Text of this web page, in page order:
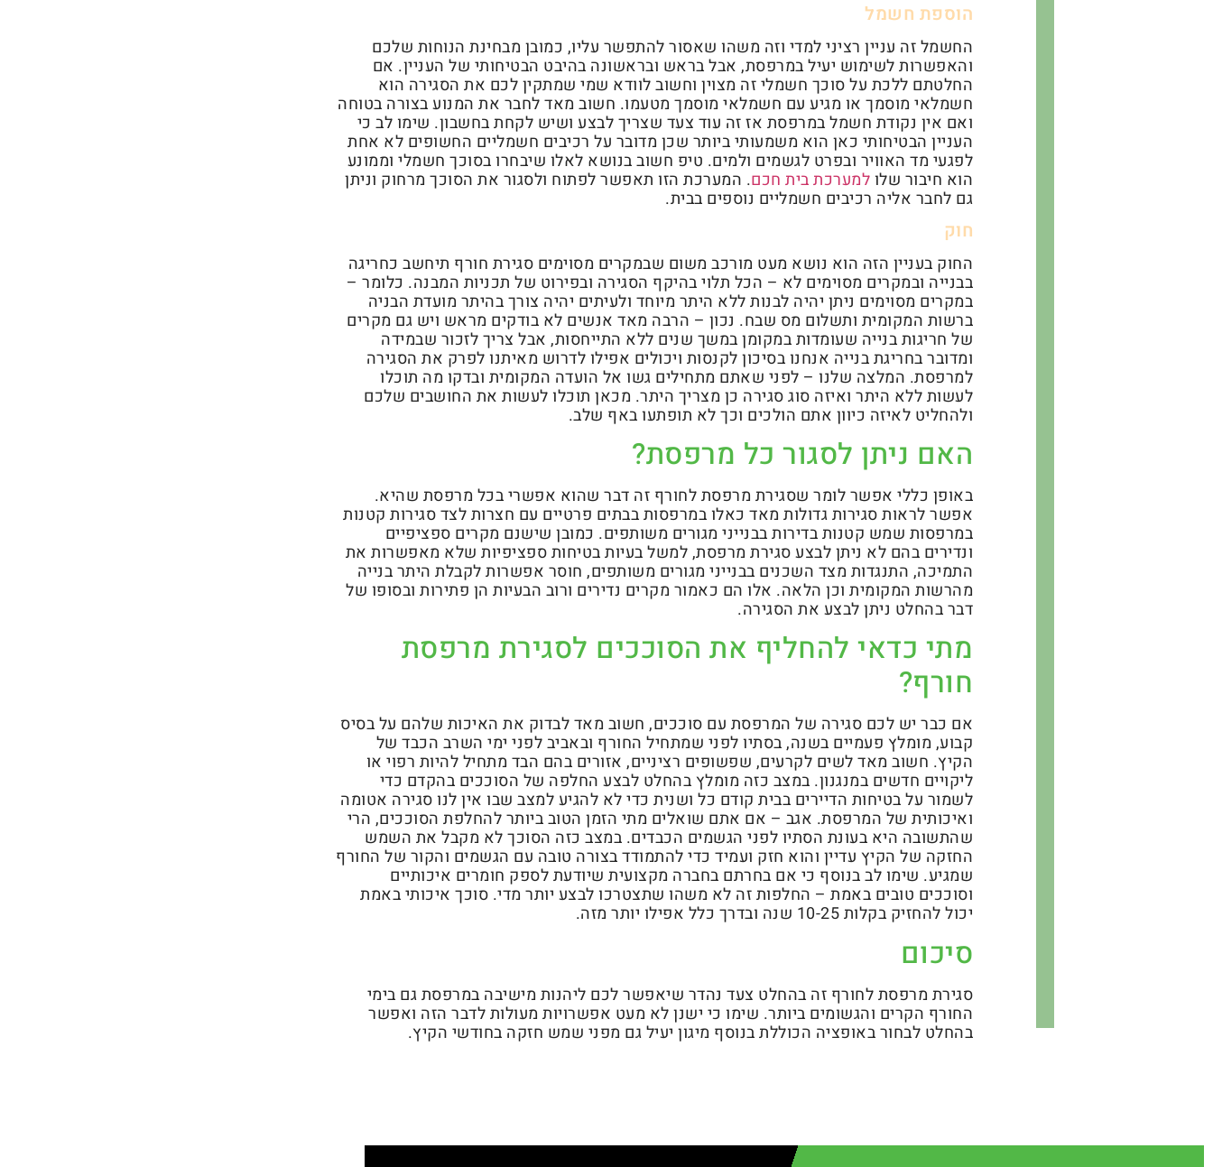
הוספת חשמל
החשמל זה עניין רציני למדי וזה משהו שאסור להתפשר עליו, כמובן מבחינת הנוחות שלכם
והאפשרות לשימוש יעיל במרפסת, אבל בראש ובראשונה בהיבט הבטיחותי של העניין. אם
החלטתם ללכת על סוכך חשמלי זה מצוין וחשוב לוודא שמי שמתקין לכם את הסגירה הוא
חשמלאי מוסמך או מגיע עם חשמלאי מוסמך מטעמו. חשוב מאד לחבר את המנוע בצורה בטוחה
ואם אין נקודת חשמל במרפסת אז זה עוד צעד שצריך לבצע ושיש לקחת בחשבון. שימו לב כי
העניין הבטיחותי כאן הוא משמעותי ביותר שכן מדובר על רכיבים חשמליים החשופים לא אחת
לפגעי מד האוויר ובפרט לגשמים ולמים. טיפ חשוב בנושא לאלו שיבחרו בסוכך חשמלי וממונע
הוא חיבור שלולמערכת בית חכם. המערכת הזו תאפשר לפתוח ולסגור את הסוכך מרחוק וניתן
גם לחבר אליה רכיבים חשמליים נוספים בבית.
חוק
החוק בעניין הזה הוא נושא מעט מורכב משום שבמקרים מסוימים סגירת חורף תיחשב כחריגה
בבנייה ובמקרים מסוימים לא – הכל תלוי בהיקף הסגירה ובפירוט של תכניות המבנה. כלומר –
במקרים מסוימים ניתן יהיה לבנות ללא היתר מיוחד ולעיתים יהיה צורך בהיתר מועדת הבניה
ברשות המקומית ותשלום מס שבח. נכון – הרבה מאד אנשים לא בודקים מראש ויש גם מקרים
של חריגות בנייה שעומדות במקומן במשך שנים ללא התייחסות, אבל צריך לזכור שבמידה
ומדובר בחריגת בנייה אנחנו בסיכון לקנסות ויכולים אפילו לדרוש מאיתנו לפרק את הסגירה
למרפסת. המלצה שלנו – לפני שאתם מתחילים גשו אל הועדה המקומית ובדקו מה תוכלו
לעשות ללא היתר ואיזה סוג סגירה כן מצריך היתר. מכאן תוכלו לעשות את החושבים שלכם
ולהחליט לאיזה כיוון אתם הולכים וכך לא תופתעו באף שלב.
האם ניתן לסגור כל מרפסת?
באופן כללי אפשר לומר שסגירת מרפסת לחורף זה דבר שהוא אפשרי בכל מרפסת שהיא.
אפשר לראות סגירות גדולות מאד כאלו במרפסות בבתים פרטיים עם חצרות לצד סגירות קטנות
במרפסות שמש קטנות בדירות בבנייני מגורים משותפים. כמובן שישנם מקרים ספציפיים
ונדירים בהם לא ניתן לבצע סגירת מרפסת, למשל בעיות בטיחות ספציפיות שלא מאפשרות את
התמיכה, התנגדות מצד השכנים בבנייני מגורים משותפים, חוסר אפשרות לקבלת היתר בנייה
מהרשות המקומית וכן הלאה. אלו הם כאמור מקרים נדירים ורוב הבעיות הן פתירות ובסופו של
דבר בהחלט ניתן לבצע את הסגירה.
מתי כדאי להחליף את הסוככים לסגירת מרפסת
חורף?
אם כבר יש לכם סגירה של המרפסת עם סוככים, חשוב מאד לבדוק את האיכות שלהם על בסיס
קבוע, מומלץ פעמיים בשנה, בסתיו לפני שמתחיל החורף ובאביב לפני ימי השרב הכבד של
הקיץ. חשוב מאד לשים לקרעים, שפשופים רציניים, אזורים בהם הבד מתחיל להיות רפוי או
ליקויים חדשים במנגנון. במצב כזה מומלץ בהחלט לבצע החלפה של הסוככים בהקדם כדי
לשמור על בטיחות הדיירים בבית קודם כל ושנית כדי לא להגיע למצב שבו אין לנו סגירה אטומה
ואיכותית של המרפסת. אגב – אם אתם שואלים מתי הזמן הטוב ביותר להחלפת הסוככים, הרי
שהתשובה היא בעונת הסתיו לפני הגשמים הכבדים. במצב כזה הסוכך לא מקבל את השמש
החזקה של הקיץ עדיין והוא חזק ועמיד כדי להתמודד בצורה טובה עם הגשמים והקור של החורף
שמגיע. שימו לב בנוסף כי אם בחרתם בחברה מקצועית שיודעת לספק חומרים איכותיים
וסוככים טובים באמת – החלפות זה לא משהו שתצטרכו לבצע יותר מדי. סוכך איכותי באמת
יכול להחזיק בקלות 10-25 שנה ובדרך כלל אפילו יותר מזה.
סיכום
סגירת מרפסת לחורף זה בהחלט צעד נהדר שיאפשר לכם ליהנות מישיבה במרפסת גם בימי
החורף הקרים והגשומים ביותר. שימו כי ישנן לא מעט אפשרויות מעולות לדבר הזה ואפשר
בהחלט לבחור באופציה הכוללת בנוסף מיגון יעיל גם מפני שמש חזקה בחודשי הקיץ.